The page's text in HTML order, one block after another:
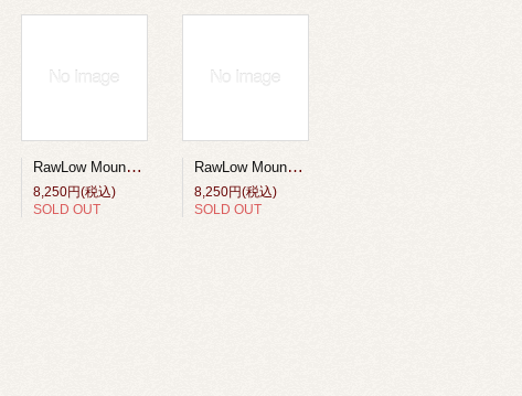
RawLow Mountain Works （ロウロウ マウンテンワークス）/タビチビトート X-Pac VX21【tabitibi tote X-Pac VX21】Coyote
8,250円(税込)
SOLD OUT
RawLow Mountain Works （ロウロウ マウンテンワークス）/タビチビトート X-Pac VX21【tabitibi tote X-Pac VX21】SLATE GRY
8,250円(税込)
SOLD OUT